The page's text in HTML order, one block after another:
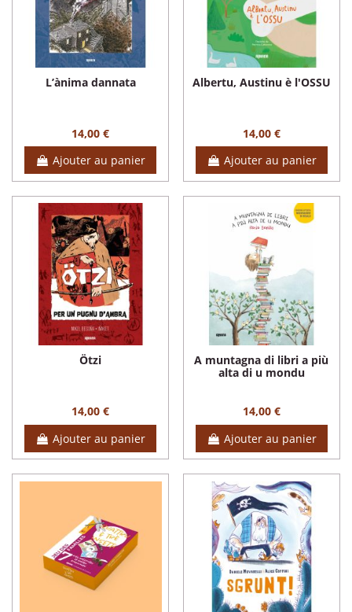
L’ànima dannata
14,00 €
Ajouter au panier
Albertu, Austinu è l'OSSU
14,00 €
Ajouter au panier
Ötzi
14,00 €
Ajouter au panier
A muntagna di libri a più
alta di u mondu
14,00 €
Ajouter au panier